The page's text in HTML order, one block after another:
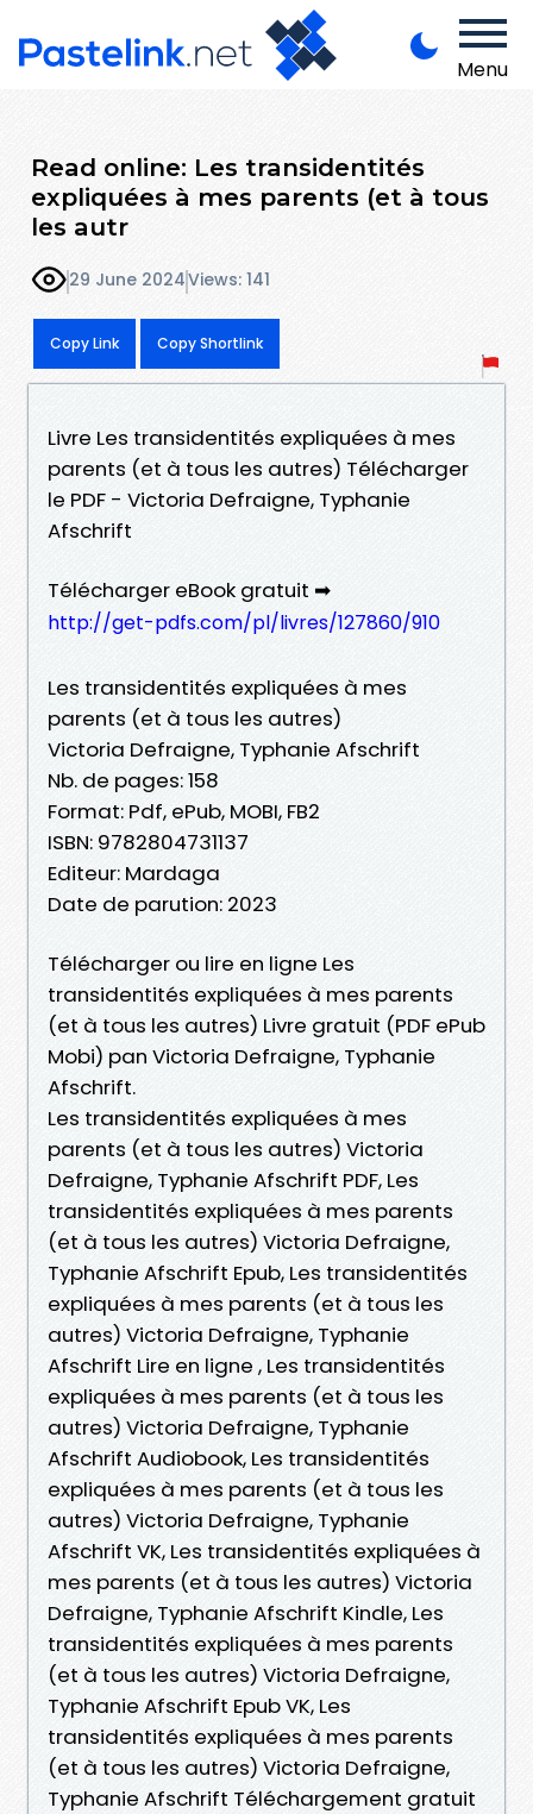
Menu
Read online: Les transidentités
expliquées à mes parents (et à tous
les autr
29 June 2024Views: 141
Copy Link Copy Shortlink
Livre Les transidentités expliquées à mes
parents (et à tous les autres) Télécharger
le PDF - Victoria Defraigne, Typhanie
Afschrift
Télécharger eBook gratuit ➡
http://get-pdfs.com/pl/livres/127860/910
Les transidentités expliquées à mes
parents (et à tous les autres)
Victoria Defraigne, Typhanie Afschrift
Nb. de pages: 158
Format: Pdf, ePub, MOBI, FB2
ISBN: 9782804731137
Editeur: Mardaga
Date de parution: 2023
Télécharger ou lire en ligne Les
transidentités expliquées à mes parents
(et à tous les autres) Livre gratuit (PDF ePub
Mobi) pan Victoria Defraigne, Typhanie
Afschrift.
Les transidentités expliquées à mes
parents (et à tous les autres) Victoria
Defraigne, Typhanie Afschrift PDF, Les
transidentités expliquées à mes parents
(et à tous les autres) Victoria Defraigne,
Typhanie Afschrift Epub, Les transidentités
expliquées à mes parents (et à tous les
autres) Victoria Defraigne, Typhanie
Afschrift Lire en ligne , Les transidentités
expliquées à mes parents (et à tous les
autres) Victoria Defraigne, Typhanie
Afschrift Audiobook, Les transidentités
expliquées à mes parents (et à tous les
autres) Victoria Defraigne, Typhanie
Afschrift VK, Les transidentités expliquées à
mes parents (et à tous les autres) Victoria
Defraigne, Typhanie Afschrift Kindle, Les
transidentités expliquées à mes parents
(et à tous les autres) Victoria Defraigne,
Typhanie Afschrift Epub VK, Les
transidentités expliquées à mes parents
(et à tous les autres) Victoria Defraigne,
Typhanie Afschrift Téléchargement gratuit